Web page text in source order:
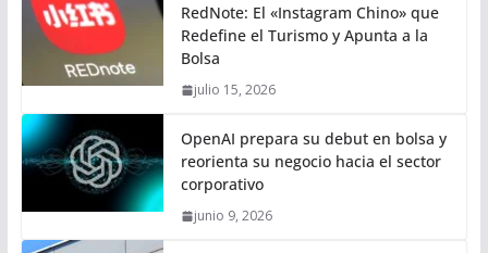
RedNote: El «Instagram Chino» que
Redefine el Turismo y Apunta a la
Bolsa
julio 15, 2026
OpenAI prepara su debut en bolsa y
reorienta su negocio hacia el sector
corporativo
junio 9, 2026